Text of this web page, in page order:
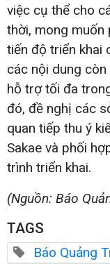
việc cụ thể cho
thời, mong muốn
tiến độ triển khai
các nội dung
hỗ trợ tối đa
đó, đề nghị các
quan tiếp thu ý
Sakae và phối
trình triển khai.
(Nguồn: Báo
TAGS
Báo Quảng